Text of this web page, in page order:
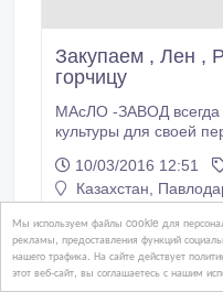
Мы используем файлы cookie для
рекламы, предоставления функций
нашего трафика. На сайте действует
этот веб-сайт, вы соглашаетесь с нашим
Закупаем , Лен ,
горчицу
МАсЛО -ЗАВОД всегда закупает масляничные
культуры для
10/03/2016 12:51
Казахстан,
29 тенге 〒